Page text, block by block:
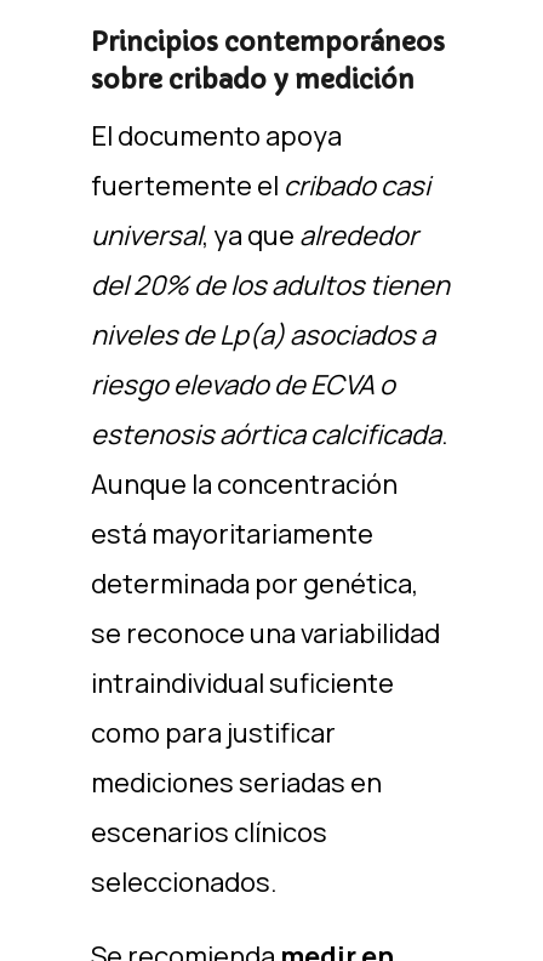
Principios contemporáneos
sobre cribado y medición
El documento apoya
fuertemente el cribado casi
universal, ya que alrededor
del 20% de los adultos tienen
niveles de Lp(a) asociados a
riesgo elevado de ECVA o
estenosis aórtica calcificada.
Aunque la concentración
está mayoritariamente
determinada por genética,
se reconoce una variabilidad
intraindividual suficiente
como para justificar
mediciones seriadas en
escenarios clínicos
seleccionados. ​